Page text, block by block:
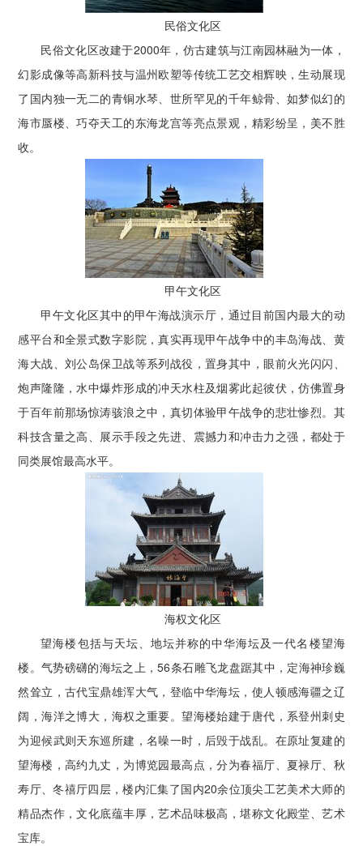
民俗文化区
民俗文化区改建于2000年，仿古建筑与江南园林融为一体，
幻影成像等高新科技与温州欧塑等传统工艺交相辉映，生动展现
了国内独一无二的青铜水琴、世所罕见的千年鲸骨、如梦似幻的
海市蜃楼、巧夺天工的东海龙宫等亮点景观，精彩纷呈，美不胜
收。
甲午文化区
甲午文化区其中的甲午海战演示厅，通过目前国内最大的动
感平台和全景式数字影院，真实再现甲午战争中的丰岛海战、黄
海大战、刘公岛保卫战等系列战役，置身其中，眼前火光闪闪、
炮声隆隆，水中爆炸形成的冲天水柱及烟雾此起彼伏，仿佛置身
于百年前那场惊涛骇浪之中，真切体验甲午战争的悲壮惨烈。其
科技含量之高、展示手段之先进、震撼力和冲击力之强，都处于
同类展馆最高水平。
海权文化区
望海楼包括与天坛、地坛并称的中华海坛及一代名楼望海
楼。气势磅礴的海坛之上，56条石雕飞龙盘踞其中，定海神珍巍
然耸立，古代宝鼎雄浑大气，登临中华海坛，使人顿感海疆之辽
阔，海洋之博大，海权之重要。望海楼始建于唐代，系登州刺史
为迎候武则天东巡所建，名噪一时，后毁于战乱。在原址复建的
望海楼，高约九丈，为博览园最高点，分为春福厅、夏禄厅、秋
寿厅、冬禧厅四层，楼内汇集了国内20余位顶尖工艺美术大师的
精品杰作，文化底蕴丰厚，艺术品味极高，堪称文化殿堂、艺术
宝库。